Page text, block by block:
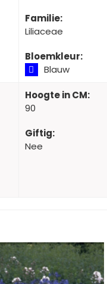
Familie:
Liliaceae
Bloemkleur:
Blauw
Hoogte in CM:
90
Giftig:
Nee